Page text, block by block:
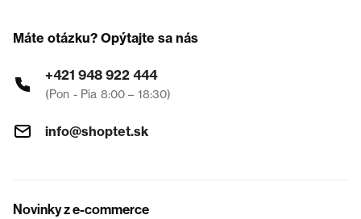
Máte otázku? Opýtajte sa nás
+421 948 922 444
(Pon - Pia 8:00 – 18:30)
info@shoptet.sk
Novinky z e-commerce